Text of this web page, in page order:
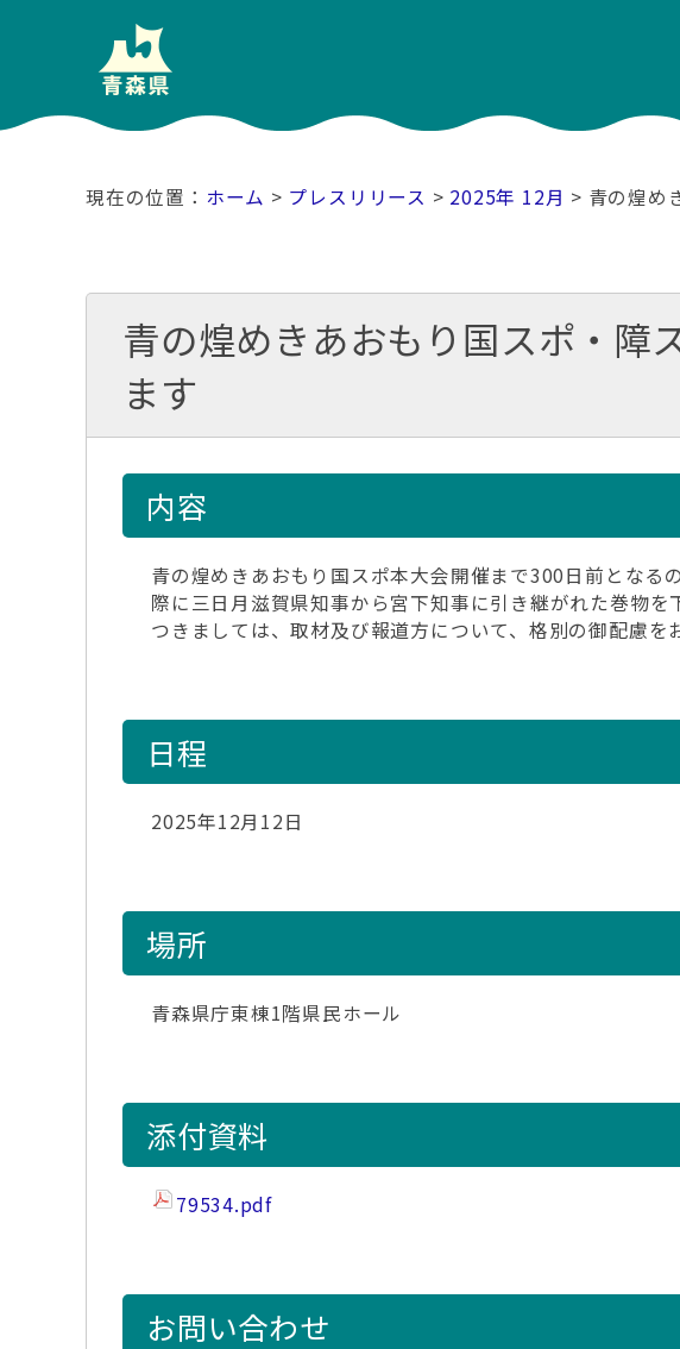
ホーム > プレスリリース > 2025年 12月 > 青の煌め
青の煌めきあおもり国スポ・障
ます
内容
青の煌めきあおもり国スポ本大会開催まで300日前となる
際に三日月滋賀県知事から宮下知事に引き継がれた巻物を
つきましては、取材及び報道方について、格別の御配慮を
日程
2025年12月12日
場所
青森県庁東棟1階県民ホール
添付資料
79534.pdf
お問い合わせ